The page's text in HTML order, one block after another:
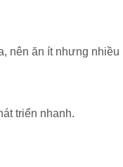
nên ăn ít nhưng nhiều
triển nhanh.